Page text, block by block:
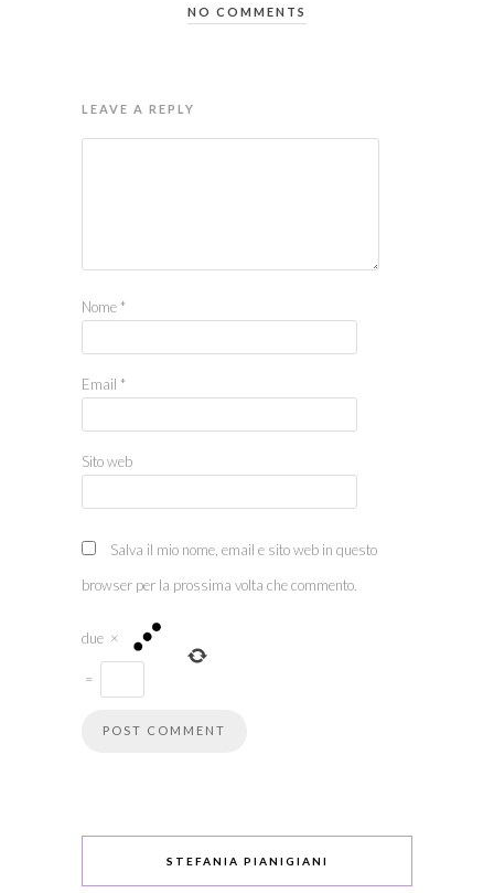
NO COMMENTS
LEAVE A REPLY
Nome *
Email *
Sito web
Salva il mio nome, email e sito web in questo
browser per la prossima volta che commento.
due ×
=
STEFANIA PIANIGIANI